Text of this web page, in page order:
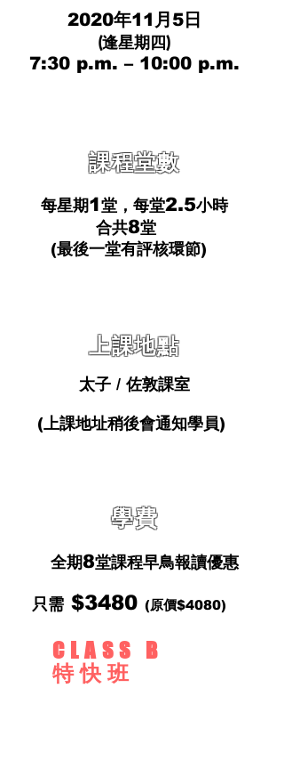
2020年11月5日
(逢星期四)
7:30 p.m. – 10:00 p.m.
課程堂數
每星期1堂，每堂2.5小時
合共8堂
(最後一堂有評核環節)
上課地點
太子 / 佐敦課室
(上課地址稍後會通知學員)
學費
全期8堂課程早鳥報讀優惠
需 $3480 (原價$4080)
CLASS B
特快班